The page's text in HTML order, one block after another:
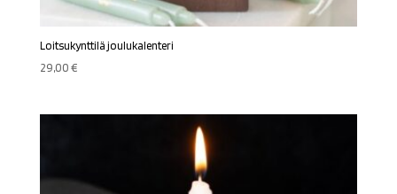
Loitsukynttilä joulukalenteri
29,00€